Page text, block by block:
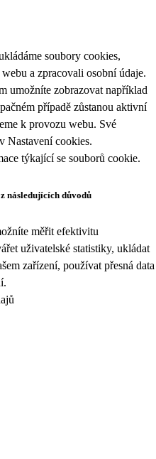
soubory cookies,
a zpracovali osobní údaje.
umožníte zobrazovat například
případě zůstanou aktivní
k provozu webu. Své
Nastavení cookies.
týkající se souborů cookie.
následujících důvodů
měřit efektivitu
uživatelské statistiky, ukládat
zařízení, používat přesná data